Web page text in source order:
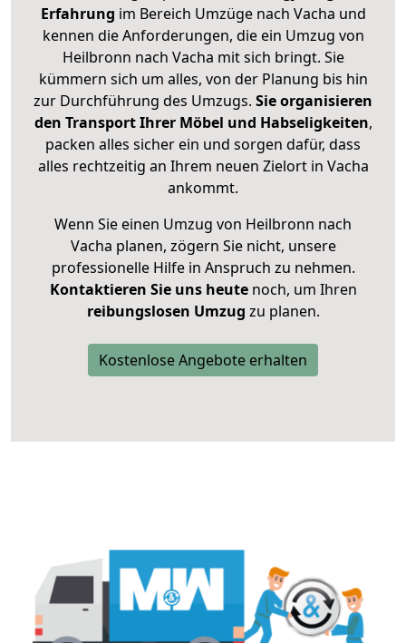
Erfahrung im Bereich Umzüge nach Vacha und
kennen die Anforderungen, die ein Umzug von
Heilbronn nach Vacha mit sich bringt. Sie
kümmern sich um alles, von der Planung bis hin
zur Durchführung des Umzugs. Sie organisieren
den Transport Ihrer Möbel und Habseligkeiten,
packen alles sicher ein und sorgen dafür, dass
alles rechtzeitig an Ihrem neuen Zielort in Vacha
ankommt.
Wenn Sie einen Umzug von Heilbronn nach
Vacha planen, zögern Sie nicht, unsere
professionelle Hilfe in Anspruch zu nehmen.
Kontaktieren Sie uns heutenoch, um Ihren
reibungslosen Umzug zu planen.
Kostenlose Angebote erhalten